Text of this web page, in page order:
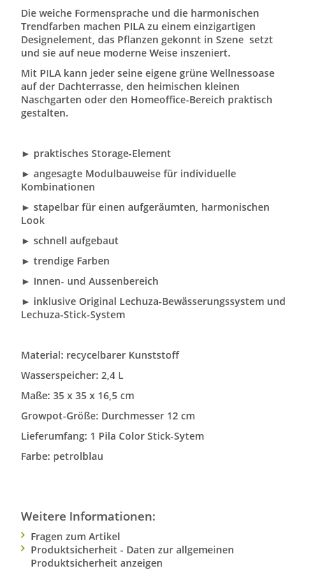
Die weiche Formensprache und die harmonischen
Trendfarben machen PILA zu einem einzigartigen
Designelement, das Pflanzen gekonnt in Szene setzt
und sie auf neue moderne Weise inszeniert.
Mit PILA kann jeder seine eigene grüne Wellnessoase
auf der Dachterrasse, den heimischen kleinen
Naschgarten oder den Homeoffice-Bereich praktisch
gestalten.
► praktisches Storage-Element
► angesagte Modulbauweise für individuelle
Kombinationen
► stapelbar für einen aufgeräumten, harmonischen
Look
► schnell aufgebaut
► trendige Farben
► Innen- und Aussenbereich
► inklusive Original Lechuza-Bewässerungssystem und
Lechuza-Stick-System
Material: recycelbarer Kunststoff
Wasserspeicher: 2,4 L
Maße: 35 x 35 x 16,5 cm
Growpot-Größe: Durchmesser 12 cm
Lieferumfang: 1 Pila Color Stick-Sytem
Farbe: petrolblau
Weitere Informationen:
Fragen zum Artikel
Produktsicherheit - Daten zur allgemeinen
Produktsicherheit anzeigen